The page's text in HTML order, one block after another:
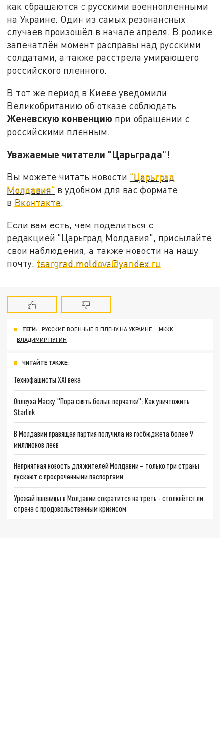
как обращаются с русскими военнопленными
на Украине. Один из самых резонансных
случаев произошёл в начале апреля. В ролике
запечатлён момент расправы над русскими
солдатами, а также расстрела умирающего
российского пленного.
В тот же период в Киеве уведомили
Великобританию об отказе соблюдать
Женевскую конвенцию при обращении с
российскими пленным.
Уважаемые читатели "Царьграда"!
Вы можете читать новости "Царьград
Молдавия" в удобном для вас формате
в Вконтакте.
Если вам есть, чем поделиться с
редакцией "Царьград Молдавия", присылайте
свои наблюдения, а также новости на нашу
почту: tsargrad.moldova@yandex.ru
ТЕГИ: РУССКИЕ ВОЕННЫЕ В ПЛЕНУ НА УКРАИНЕ
МККК
ВЛАДИМИР ПУТИН
ЧИТАЙТЕ ТАКЖЕ:
Технофашисты XXI века
Оплеуха Маску. "Пора снять белые перчатки": Как уничтожить
Starlink
В Молдавии правящая партия получила из госбюджета более 9
миллионов леев
Неприятная новость для жителей Молдавии – только три страны
пускают с просроченными паспортами
Урожай пшеницы в Молдавии сократится на треть - столкнётся ли
страна с продовольственным кризисом